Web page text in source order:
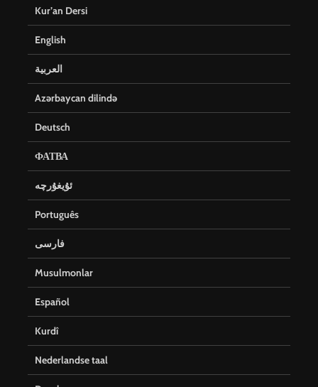
Kur’an Dersi
English
العربية
Azərbaycan dilində
Deutsch
ФАТВА
ئۇيغۇرچە
Português
فارسی
Musulmonlar
Español
Kurdî
Nederlandse taal